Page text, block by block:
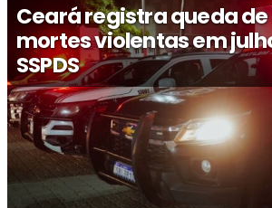
Ceará registra queda de
mortes violentas em
SSPDS